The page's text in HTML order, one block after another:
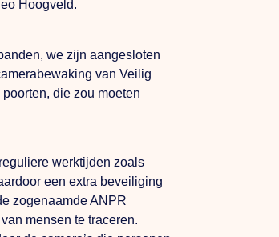
Hoogveld.
we zijn aangesloten
van Veilig
die zou moeten
werktijden zoals
een extra beveiliging
zogenaamde ANPR
mensen te traceren.